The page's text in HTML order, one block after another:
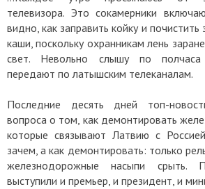
телевизора. Это сокамерники
видно, как заправить койку и
каши, поскольку охранникам лень
свет. Невольно слышу по полчаса
передают по латышским телеканалам.
Последние десять дней топ-
вопроса о том, как демонтировать
которые связывают Латвию с
зачем, а как демонтировать: только
железнодорожные насыпи срыть.
выступили и премьер, и президент, и